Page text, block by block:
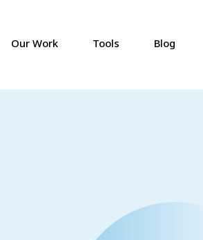
Our Work Tools Blog